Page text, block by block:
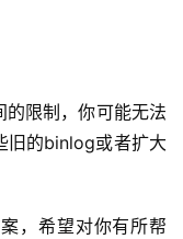
限制，你可能无法
旧的binlog或者扩大
，希望对你有所帮